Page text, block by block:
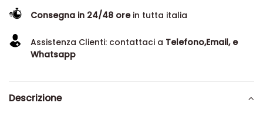
Consegna in 24/48 orein tutta italia
Assistenza Clienti: contattaci a Telefono,Email, e
Whatsapp
Descrizione